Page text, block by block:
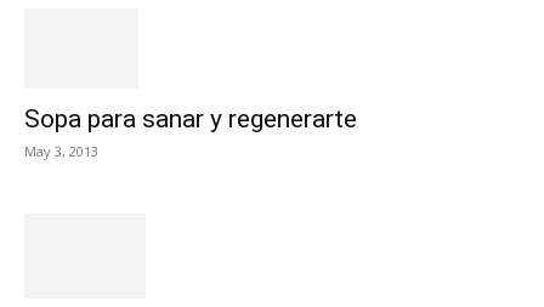
Sopa para sanar y regenerarte
May 3, 2013